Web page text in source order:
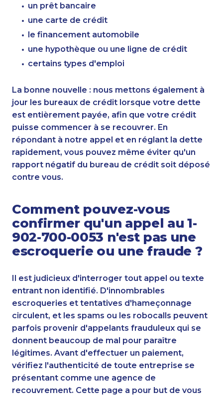
un prêt bancaire
une carte de crédit
le financement automobile
une hypothèque ou une ligne de crédit
certains types d'emploi
La bonne nouvelle : nous mettons également à
jour les bureaux de crédit lorsque votre dette
est entièrement payée, afin que votre crédit
puisse commencer à se recouvrer. En
répondant à notre appel et en réglant la dette
rapidement, vous pouvez même éviter qu'un
rapport négatif du bureau de crédit soit déposé
contre vous.
Comment pouvez-vous
confirmer qu'un appel au 1-
902-700-0053 n'est pas une
escroquerie ou une fraude ?
Il est judicieux d'interroger tout appel ou texte
entrant non identifié. D'innombrables
escroqueries et tentatives d'hameçonnage
circulent, et les spams ou les robocalls peuvent
parfois provenir d'appelants frauduleux qui se
donnent beaucoup de mal pour paraître
légitimes. Avant d'effectuer un paiement,
vérifiez l'authenticité de toute entreprise se
présentant comme une agence de
recouvrement. Cette page a pour but de vous